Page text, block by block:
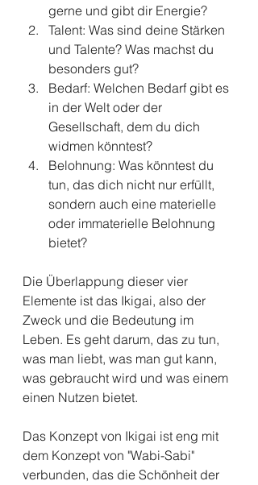
gerne und gibt dir Energie?
Talent: Was sind deine Stärken
und Talente? Was machst du
besonders gut?
Bedarf: Welchen Bedarf gibt es
in der Welt oder der
Gesellschaft, dem du dich
widmen könntest?
Belohnung: Was könntest du
tun, das dich nicht nur erfüllt,
sondern auch eine materielle
oder immaterielle Belohnung
bietet?
Die Überlappung dieser vier
Elemente ist das Ikigai, also der
Zweck und die Bedeutung im
Leben. Es geht darum, das zu tun,
was man liebt, was man gut kann,
was gebraucht wird und was einem
einen Nutzen bietet.
Das Konzept von Ikigai ist eng mit
dem Konzept von "Wabi-Sabi"
verbunden, das die Schönheit der